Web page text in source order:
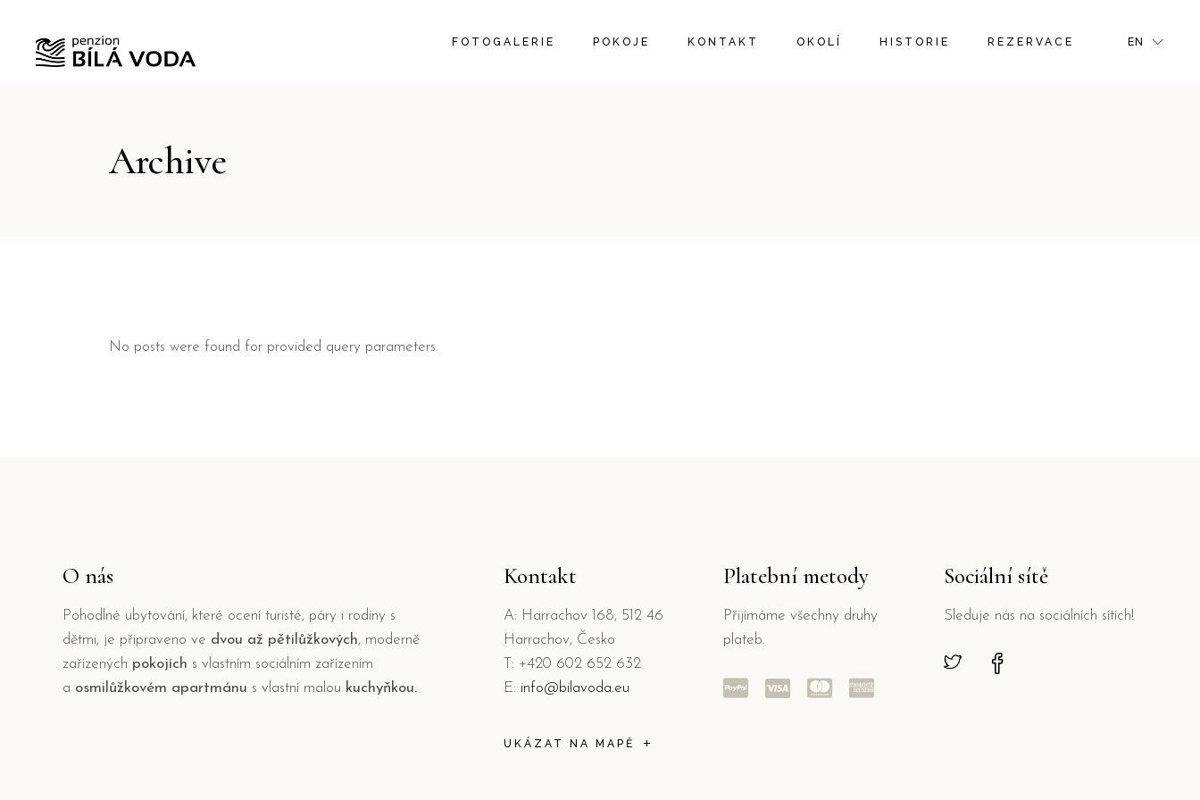
FOTOGALERIE POKOJE KONTAKT OKOLÍ HISTORIE REZERVACE EN
Archive
No posts were found for provided query parameters.
O nás
Pohodlné ubytování, které ocení turisté, páry i rodiny s
dětmi, je připraveno ve dvou až pětilůžkových, moderně
zařízených pokojích s vlastním sociálním zařízením
a osmilůžkovém apartmánu s vlastní malou kuchyňkou.
Kontakt
A: Harrachov 168, 512 46
Harrachov, Česko
T: +420 602 652 632
E: info@bilavoda.eu
UKÁZAT NA MAPĚ
Platební metody
Přijímáme všechny druhy
plateb.
Sociální sítě
Sleduje nás na sociálních sítích!